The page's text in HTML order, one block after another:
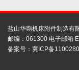
盐山华蒴机床附件制造有
邮编：061300 电子邮箱
备案号： 冀ICP备